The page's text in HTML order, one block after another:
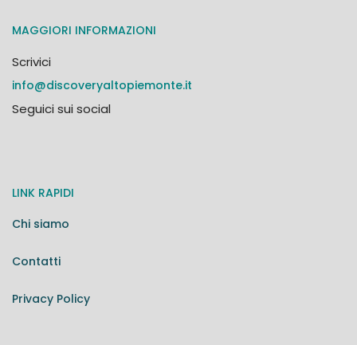
MAGGIORI INFORMAZIONI
Scrivici
info@discoveryaltopiemonte.it
Seguici sui social
LINK RAPIDI
Chi siamo
Contatti
Privacy Policy